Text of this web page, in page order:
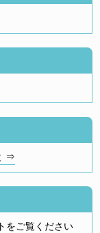
⇒
をご覧ください